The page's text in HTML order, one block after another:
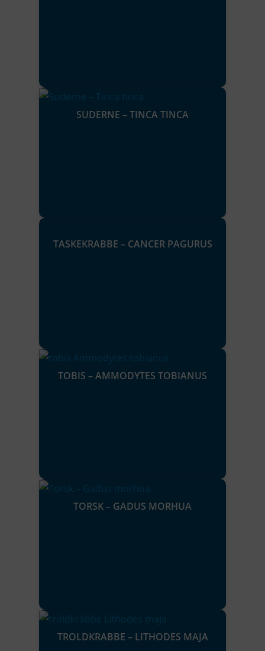
SUDERNE – TINCA TINCA
TASKEKRABBE – CANCER PAGURUS
TOBIS – AMMODYTES TOBIANUS
TORSK – GADUS MORHUA
TROLDKRABBE – LITHODES MAJA